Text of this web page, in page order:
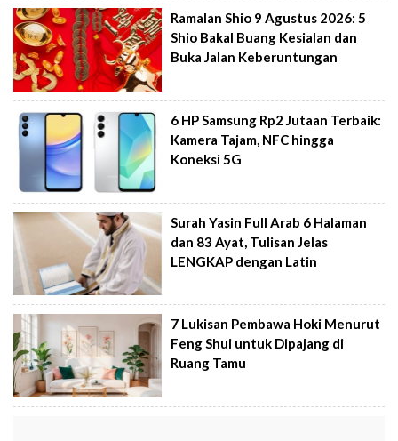
Ramalan Shio 9 Agustus 2026: 5
Shio Bakal Buang Kesialan dan
Buka Jalan Keberuntungan
6 HP Samsung Rp2 Jutaan Terbaik:
Kamera Tajam, NFC hingga
Koneksi 5G
Surah Yasin Full Arab 6 Halaman
dan 83 Ayat, Tulisan Jelas
LENGKAP dengan Latin
7 Lukisan Pembawa Hoki Menurut
Feng Shui untuk Dipajang di
Ruang Tamu